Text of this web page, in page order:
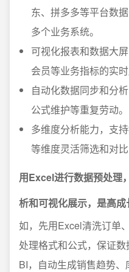
东、拼多多等平台数
多个业务系统。
可视化报表和数据大
会员等业务指标的实
自动化数据同步和分
公式维护等重复劳动。
多维度分析能力，支
等维度灵活筛选和对
用Excel进行数据预处理
析和可视化展示，是高成
如，先用Excel清洗订单
处理格式和公式，保证
BI，自动生成销售趋势